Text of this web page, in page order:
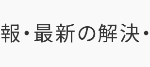
・最新の解決